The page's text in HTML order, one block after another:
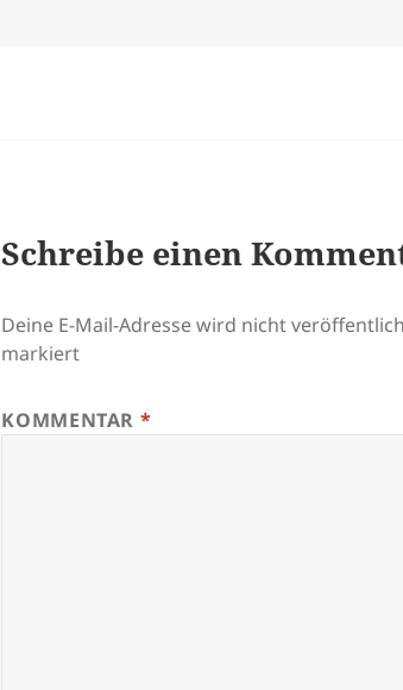
Schreibe einen
Deine E-Mail-Adresse wird nicht
markiert
KOMMENTAR *